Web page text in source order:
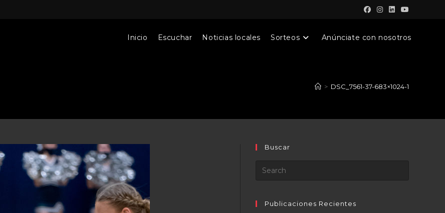
Inicio Escuchar Noticias locales Sorteos Anúnciate con nosotros
> DSC_7561-37-683×1024-1
Buscar
Publicaciones Recientes